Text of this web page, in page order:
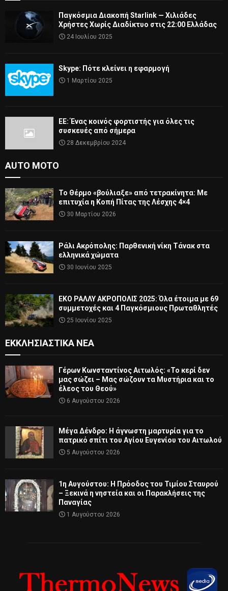
Παγκόσμια Διακοπή Starlink — Χιλιάδες
Χρήστες Χωρίς Διαδίκτυο στις 22:00 Ελλάδας
24 Ιουλίου 2025
Skype: Πότε κλείνει η εφαρμογή
1 Μαρτίου 2025
ΕΕ: Ένας κοινός φορτιστής για όλες τις
συσκευές από σήμερα
28 Δεκεμβρίου 2024
AUTO MOTO
Το Θέρμο «βούλιαξε» από τετρακίνητα: Με
επιτυχία η Κοπή Πίτας της Λέσχης 4×4
30 Μαρτίου 2026
Ράλι Ακρόπολης: Παρθενική νίκη Τάνακ στα
ελληνικά χώματα
30 Ιουνίου 2025
ΕΚΟ ΡΑΛΛΥ ΑΚΡΟΠΟΛΙΣ 2025: Όλα έτοιμα με 69
συμμετοχές και 4 Παγκόσμιους Πρωταθλητές
25 Ιουνίου 2025
ΕΚΚΛΗΣΙΑΣΤΙΚΆ ΝΈΑ
Γέρων Κωνσταντίνος Αιτωλός: «Το κερί δεν
μας σώζει – Μας σώζουν τα Μυστήρια και το
έλεος του Θεού»
6 Αυγούστου 2026
Μέγα Δένδρο: Η άγνωστη μαρτυρία για το
πατρικό σπίτι του Αγίου Ευγενίου του Αιτωλού
5 Αυγούστου 2026
1η Αυγούστου: Η Πρόοδος του Τιμίου Σταυρού
– Ξεκινά η νηστεία και οι Παρακλήσεις της
Παναγίας
1 Αυγούστου 2026